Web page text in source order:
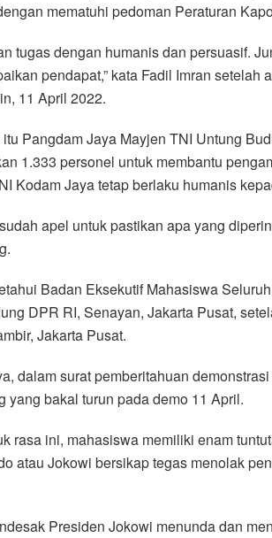
mematuhi pedoman Peraturan
tugas dengan humanis dan persuasif.
pendapat,” kata Fadil Imran
11 April 2022.
Pangdam Jaya Mayjen TNI Untung
1.333 personel untuk membantu
Kodam Jaya tetap berlaku humanis
apel untuk pastikan apa yang
Badan Eksekutif Mahasiswa
DPR RI, Senayan, Jakarta Pusat,
Jakarta Pusat.
dalam surat pemberitahuan
yang bakal turun pada demo 11 April.
rasa ini, mahasiswa memiliki enam
atau Jokowi bersikap tegas menolak
Presiden Jokowi menunda dan